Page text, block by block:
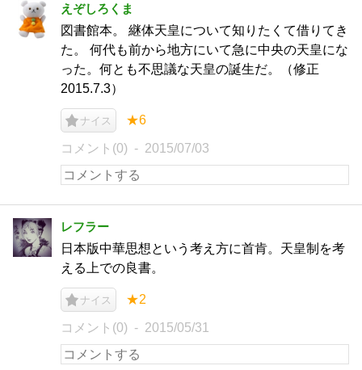
えぞしろくま
図書館本。 継体天皇について知りたくて借りてき
た。 何代も前から地方にいて急に中央の天皇にな
った。何とも不思議な天皇の誕生だ。（修正
2015.7.3）
ナイス ★6
コメント(0) 2015/07/03
レフラー
日本版中華思想という考え方に首肯。天皇制を考
える上での良書。
ナイス ★2
コメント(0) 2015/05/31